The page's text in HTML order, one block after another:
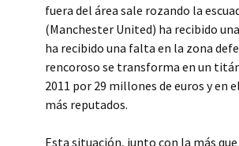
fuera del área sale rozando la
(Manchester United) ha recibido
ha recibido una falta en la zona
rencoroso se transforma en un
2011 por 29 millones de euros y en
más reputados.
Esta situación, junto con la más